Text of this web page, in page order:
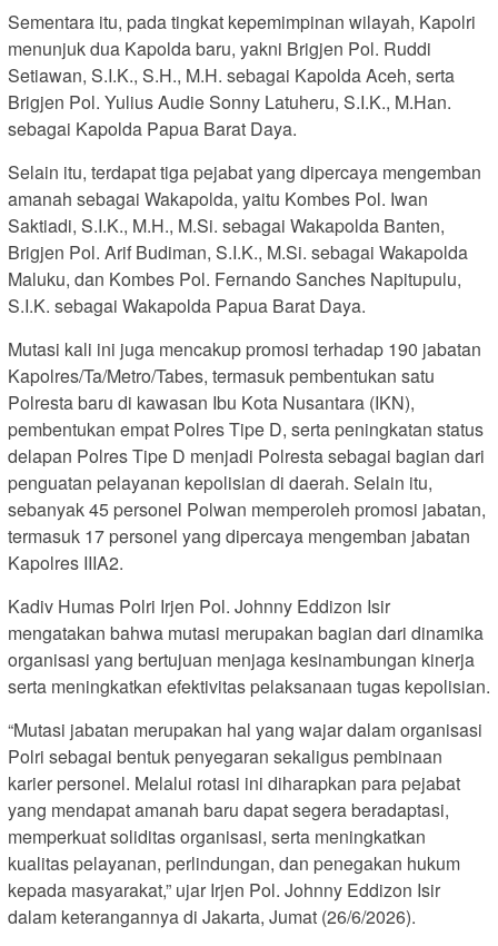
Sementara itu, pada tingkat kepemimpinan wilayah, Kapolri
menunjuk dua Kapolda baru, yakni Brigjen Pol. Ruddi
Setiawan, S.I.K., S.H., M.H. sebagai Kapolda Aceh, serta
Brigjen Pol. Yulius Audie Sonny Latuheru, S.I.K., M.Han.
sebagai Kapolda Papua Barat Daya.
Selain itu, terdapat tiga pejabat yang dipercaya mengemban
amanah sebagai Wakapolda, yaitu Kombes Pol. Iwan
Saktiadi, S.I.K., M.H., M.Si. sebagai Wakapolda Banten,
Brigjen Pol. Arif Budiman, S.I.K., M.Si. sebagai Wakapolda
Maluku, dan Kombes Pol. Fernando Sanches Napitupulu,
S.I.K. sebagai Wakapolda Papua Barat Daya.
Mutasi kali ini juga mencakup promosi terhadap 190 jabatan
Kapolres/Ta/Metro/Tabes, termasuk pembentukan satu
Polresta baru di kawasan Ibu Kota Nusantara (IKN),
pembentukan empat Polres Tipe D, serta peningkatan status
delapan Polres Tipe D menjadi Polresta sebagai bagian dari
penguatan pelayanan kepolisian di daerah. Selain itu,
sebanyak 45 personel Polwan memperoleh promosi jabatan,
termasuk 17 personel yang dipercaya mengemban jabatan
Kapolres IIIA2.
Kadiv Humas Polri Irjen Pol. Johnny Eddizon Isir
mengatakan bahwa mutasi merupakan bagian dari dinamika
organisasi yang bertujuan menjaga kesinambungan kinerja
serta meningkatkan efektivitas pelaksanaan tugas kepolisian.
“Mutasi jabatan merupakan hal yang wajar dalam organisasi
Polri sebagai bentuk penyegaran sekaligus pembinaan
karier personel. Melalui rotasi ini diharapkan para pejabat
yang mendapat amanah baru dapat segera beradaptasi,
memperkuat soliditas organisasi, serta meningkatkan
kualitas pelayanan, perlindungan, dan penegakan hukum
kepada masyarakat,” ujar Irjen Pol. Johnny Eddizon Isir
dalam keterangannya di Jakarta, Jumat (26/6/2026).